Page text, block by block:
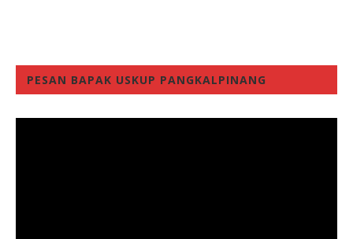
PESAN BAPAK USKUP PANGKALPINANG